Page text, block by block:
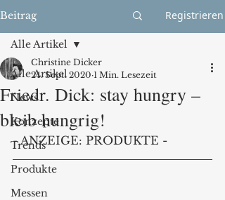
Beitrag Registrieren
Alle Artikel
News
Konzepte
Trends
Produkte
Messen
Alle Artikel
Friedr. Dick: stay hungry –
bleib hungrig!
Christine Dicker
24. Sept. 2020 1 Min. Lesezeit
- ANZEIGE: PRODUKTE -